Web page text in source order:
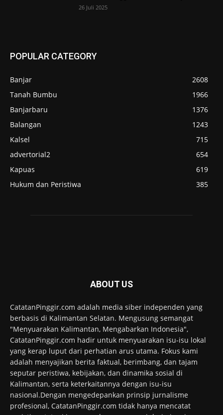
26 Juli 2025
POPULAR CATEGORY
Banjar
2608
Tanah Bumbu
1966
Banjarbaru
1376
Balangan
1243
Kalsel
715
advertorial2
654
Kapuas
619
Hukum dan Peristiwa
385
ABOUT US
CatatanPinggir.com adalah media siber independen yang
berbasis di Kalimantan Selatan. Mengusung semangat
"Menyuarakan Kalimantan, Mengabarkan Indonesia",
CatatanPinggir.com hadir untuk menyuarakan isu-isu lokal
yang kerap luput dari perhatian arus utama. Fokus kami
adalah menyajikan berita faktual, berimbang, dan tajam
seputar peristiwa, kebijakan, dan dinamika sosial di
Kalimantan, serta keterkaitannya dengan isu-isu
nasional.Dengan mengedepankan prinsip jurnalisme
profesional, CatatanPinggir.com tidak hanya mencatat